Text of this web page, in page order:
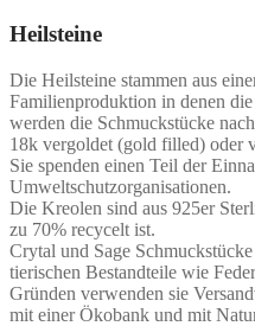
Heilsteine
Die Heilsteine stammen aus
Familienproduktion in denen
werden die Schmuckstücke
18k vergoldet (gold filled) oder
Sie spenden einen Teil der
Umweltschutzorganisationen.
Die Kreolen sind aus 925er
zu 70% recycelt ist.
Crytal und Sage
tierischen Bestandteile wie
Gründen verwenden sie
mit einer Ökobank und mit